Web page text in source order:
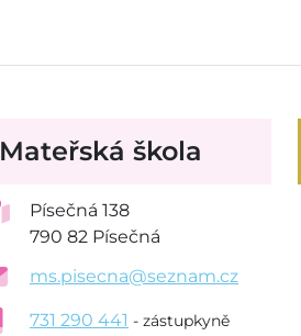
Mateřská škola
Písečná 138
790 82 Písečná
ms.pisecna@seznam.cz
731 290 441 - zástupkyně